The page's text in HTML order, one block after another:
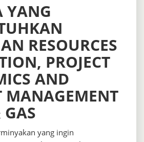
YANG
RESOURCES
PROJECT
AND
MANAGEMENT
yang ingin